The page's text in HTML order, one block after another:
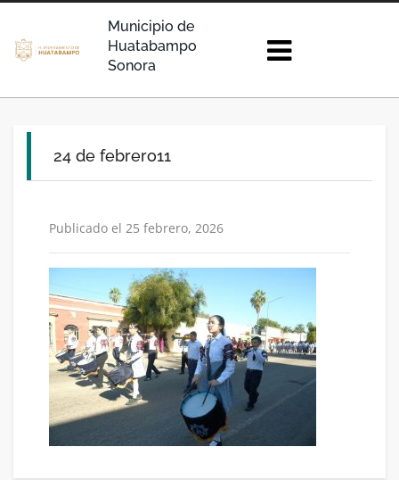
Municipio de
Huatabampo
Sonora
24 de febrero11
Publicado el 25 febrero, 2026